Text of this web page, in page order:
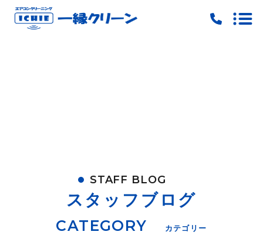
ピックアップ
キャンペーン
STAFF BLOG
スタッフブログ
CATEGORY カテゴリー